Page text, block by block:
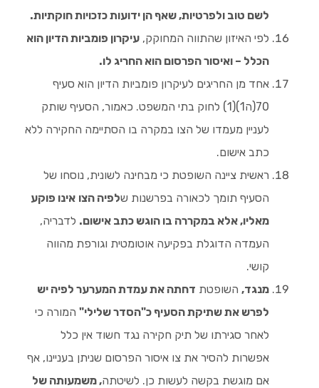
לשם טוב ולפרטיות, שאף הן ידועות כזכויות חוקתיות.
לפי האיזון שהתווה המחוקק, עיקרון פומביות הדיון הוא
הכלל – ואיסור הפרסום הוא החריג לו.
אחד מן החריגים לעיקרון פומביות הדיון הוא סעיף
70(ה1)(1) לחוק בתי המשפט. כאמור, הסעיף שותק
לעניין מעמדו של הצו במקרה בו הסתיימה החקירה ללא
כתב אישום.
ראשית ציינה השופטת כי מבחינה לשונית, נוסחו של
הסעיף תומך לכאורה בפרשנות שלפיה הצו אינו פוקע
מאליו, אלא במקררה בו הוגש כתב אישום. לדבריה,
העמדה הדוגלת בפקיעה אוטומטית וגורפת מהווה
קושי.
מנגד, השופטת דחתה את עמדת המערער לפיה יש
לפרש את שתיקת הסעיף כ"הסדר שלילי" המורה כי
לאחר סגירתו של תיק חקירה נגד חשוד אין כלל
אפשרות להסיר את צו איסור הפרסום שניתן בעניינו, אף
אם מוגשת בקשה לעשות כן. לשיטתה, משמעותה של